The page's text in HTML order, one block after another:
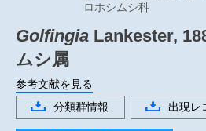
ロホシムシ科
Golfingia Lankester,
ムシ属
参考文献を見る
分類群情報
出現レ